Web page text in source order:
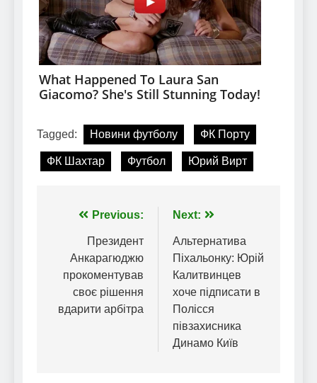
Tagged: Новини футболу ФК Порту
ФК Шахтар Футбол Юрий Вирт
Навігація
записів
Previous:
Президент
Анкарагюджю
прокоментував
своє рішення
вдарити арбітра
Next:
Альтернатива
Піхальонку: Юрій
Калитвинцев
хоче підписати в
Полісся
півзахисника
Динамо Київ